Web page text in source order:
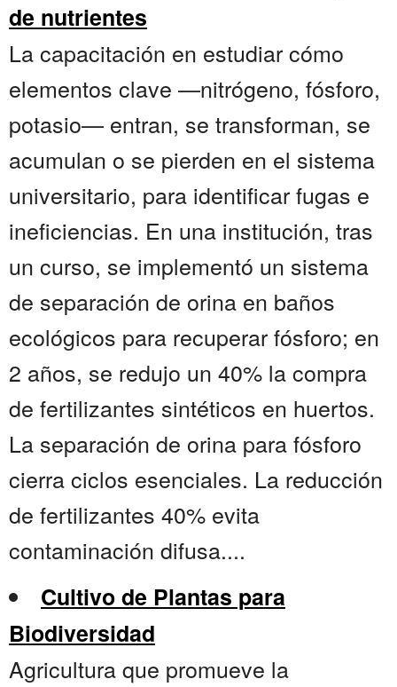
de nutrientes
La capacitación en estudiar cómo
elementos clave —nitrógeno, fósforo,
potasio— entran, se transforman, se
acumulan o se pierden en el sistema
universitario, para identificar fugas e
ineficiencias. En una institución, tras
un curso, se implementó un sistema
de separación de orina en baños
ecológicos para recuperar fósforo; en
2 años, se redujo un 40% la compra
de fertilizantes sintéticos en huertos.
La separación de orina para fósforo
cierra ciclos esenciales. La reducción
de fertilizantes 40% evita
contaminación difusa....
Cultivo de Plantas para
Biodiversidad
Agricultura que promueve la